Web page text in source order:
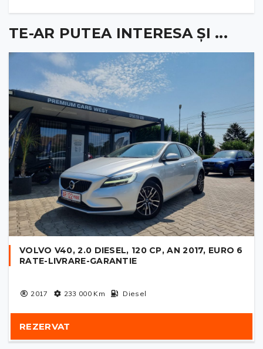
TE-AR PUTEA INTERESA ȘI ...
VOLVO V40, 2.0 DIESEL, 120 CP, AN 2017, EURO 6
RATE-LIVRARE-GARANTIE
2017 233 000Km Diesel
REZERVAT